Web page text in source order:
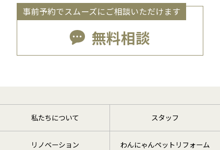
事前予約でスムーズにご相談いただけます
無料相談
私たちについて スタッフ
リノベーション わんにゃんペットリフォーム